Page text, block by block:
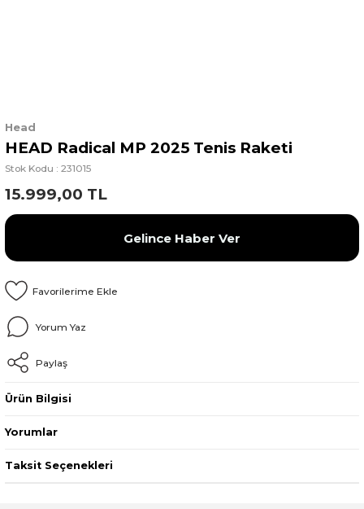
Head
HEAD Radical MP 2025 Tenis Raketi
Stok Kodu : 231015
15.999,00 TL
Gelince Haber Ver
Yorum Yaz
Paylaş
Ürün Bilgisi
Yorumlar
Taksit Seçenekleri